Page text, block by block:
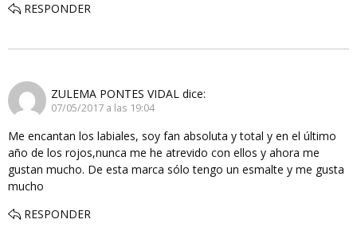
RESPONDER
ZULEMA PONTES VIDAL dice:
07/05/2017 a las 19:04
Me encantan los labiales, soy fan absoluta y total y en el último
año de los rojos,nunca me he atrevido con ellos y ahora me
gustan mucho. De esta marca sólo tengo un esmalte y me gusta
mucho
RESPONDER